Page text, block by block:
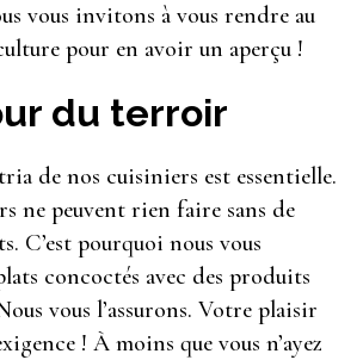
vous invitons à vous rendre au
pour en avoir un aperçu !
du terroir
de nos cuisiniers est essentielle.
ne peuvent rien faire sans de
C’est pourquoi nous vous
concoctés avec des produits
vous l’assurons. Votre plaisir
! À moins que vous n’ayez